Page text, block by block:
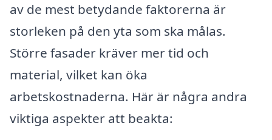
av de mest betydande faktorerna är
storleken på den yta som ska målas.
Större fasader kräver mer tid och
material, vilket kan öka
arbetskostnaderna. Här är några andra
viktiga aspekter att beakta: